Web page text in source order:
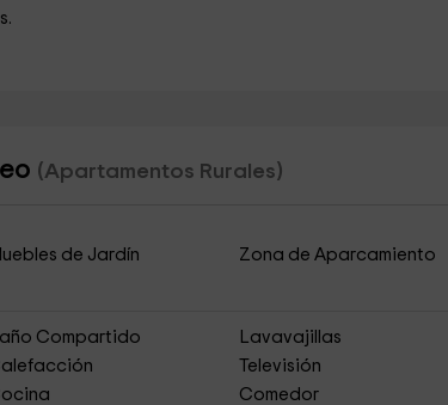
(Apartamentos Rurales)
de Jardín
Zona de Aparcamiento
Compartido
Lavavajillas
Televisión
Comedor